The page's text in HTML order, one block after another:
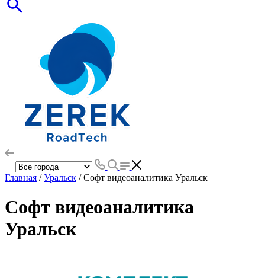
Главная /Уральск / Софт видеоаналитика Уральск
Софт видеоаналитика
Уральск